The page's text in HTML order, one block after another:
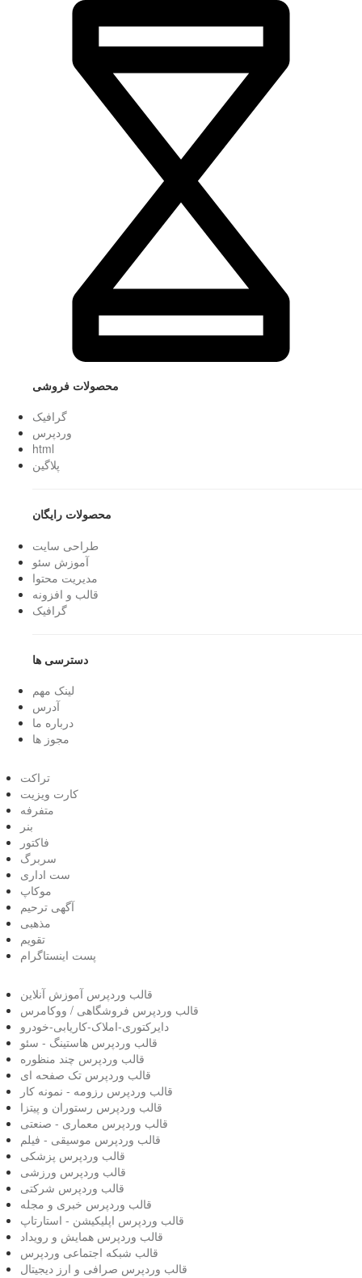
محصولات فروشی
گرافیک
وردپرس
html
پلاگین
محصولات رایگان
طراحی سایت
آموزش سئو
مدیریت محتوا
قالب و افزونه
گرافیک
دسترسی ها
لینک مهم
آدرس
درباره ما
مجوز ها
تراکت
کارت ویزیت
متفرفه
بنر
فاکتور
سربرگ
ست اداری
موکاپ
آگهی ترحیم
مذهبی
تقویم
پست اینستاگرام
قالب وردپرس آموزش آنلاین
قالب وردپرس فروشگاهی / ووکامرس
دایرکتوری-املاک-کاریابی-خودرو
قالب وردپرس هاستینگ - سئو
قالب وردپرس چند منظوره
قالب وردپرس تک صفحه ای
قالب وردپرس رزومه - نمونه کار
قالب وردپرس رستوران و پیتزا
قالب وردپرس معماری - صنعتی
قالب وردپرس موسیقی - فیلم
قالب وردپرس پزشکی
قالب وردپرس ورزشی
قالب وردپرس شرکتی
قالب وردپرس خبری و مجله
قالب وردپرس اپلیکیشن - استارتاپ
قالب وردپرس همایش و رویداد
قالب شبکه اجتماعی وردپرس
قالب وردپرس صرافی و ارز دیجیتال